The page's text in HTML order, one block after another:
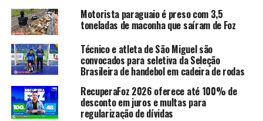
Motorista paraguaio é preso com 3,5
toneladas de maconha que saíram de Foz
Técnico e atleta de São Miguel são
convocados para seletiva da Seleção
Brasileira de handebol em cadeira de rodas
RecuperaFoz 2026 oferece até 100% de
desconto em juros e multas para
regularização de dívidas